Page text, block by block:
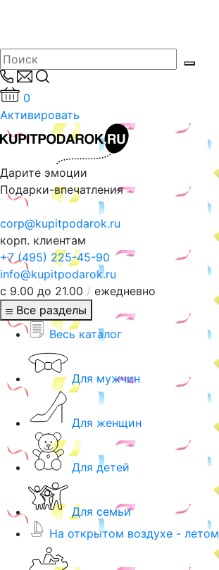
0
Активировать
Дарите эмоции
Подарки-впечатления
corp@kupitpodarok.ru
корп. клиентам
+7 (495) 225-45-90
info@kupitpodarok.ru
с 9.00 до 21.00 / ежедневно
Все разделы
Весь каталог
Для мужчин
Для женщин
Для детей
Для семьи
На открытом воздухе - летом